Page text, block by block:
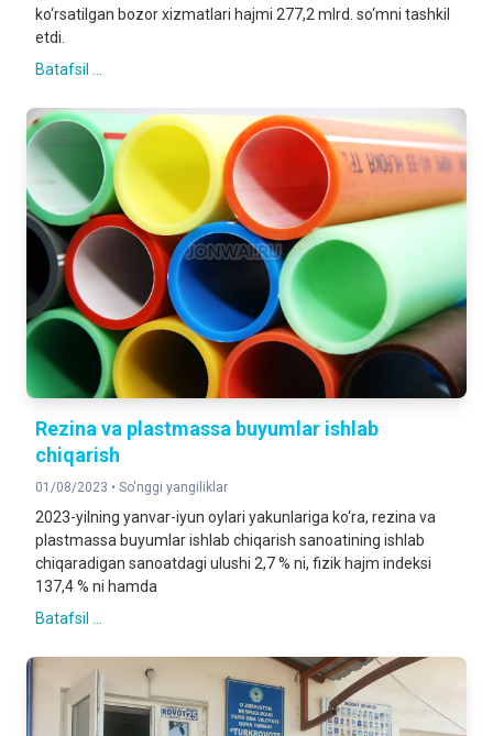
ko‘rsatilgan bozor xizmatlari hajmi 277,2 mlrd. so‘mni tashkil
etdi.
Batafsil ...
Rezina va plastmassa buyumlar ishlab
chiqarish
01/08/2023 • So'nggi yangiliklar
2023-yilning yanvar-iyun oylari yakunlariga ko‘ra, rezina va
plastmassa buyumlar ishlab chiqarish sanoatining ishlab
chiqaradigan sanoatdagi ulushi 2,7 % ni, fizik hajm indeksi
137,4 % ni hamda
Batafsil ...